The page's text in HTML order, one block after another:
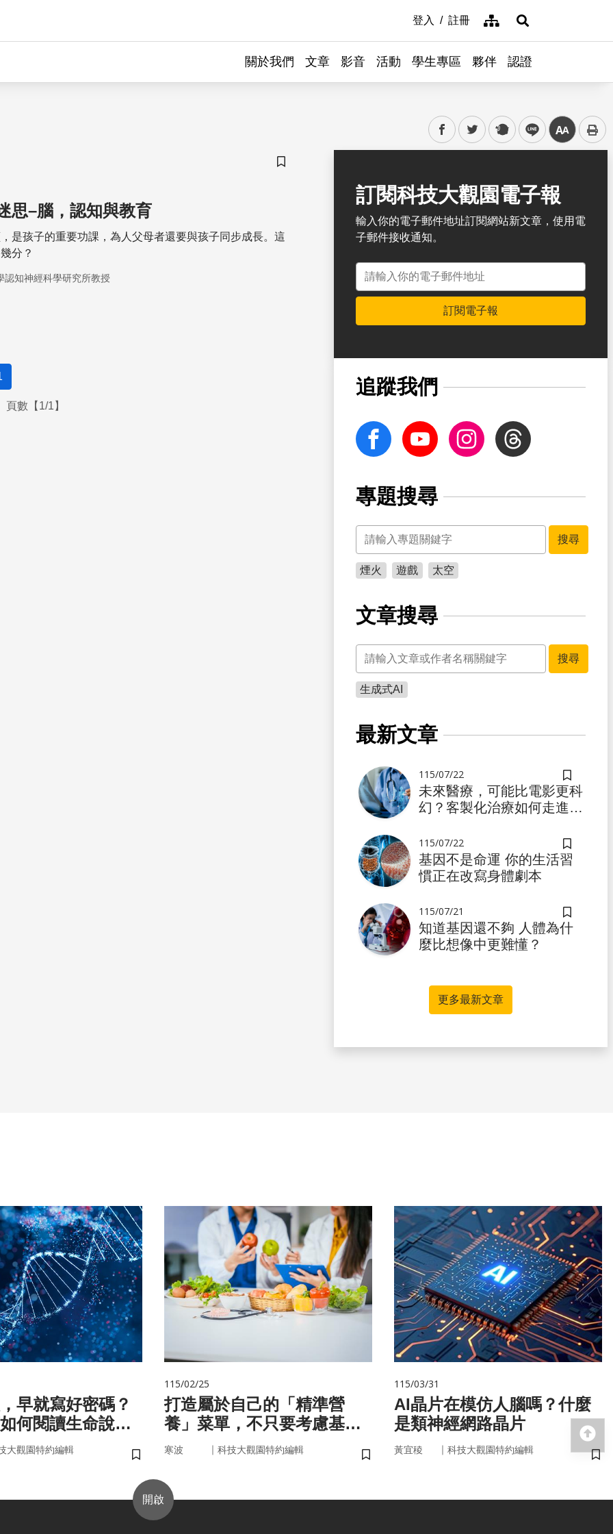
登入 註冊 網站導覽展開搜尋
關於我們 文章 影音 活動 學生專區 夥伴 認證
facebooktwitter plurk line 中
儲存書籤
思–腦，認知與教育
是孩子的重要功課，為人父母者還要與孩子同步成長。這
分？
認知神經科學研究所教授
數【1/1】
訂閱科技大觀園電子報
輸入你的電子郵件地址訂閱網站新文章，使用電
子郵件接收通知。
電子郵件地址
訂閱電子報
追蹤我們
facebook Youtube InstagramThreads
專題搜尋
關鍵字
搜尋
煙火 遊戲 太空
文章搜尋
關鍵字
搜尋
生成式AI
最新文章
儲存書籤
115/07/22
未來醫療，可能比電影更科
幻？客製化治療如何走進真
儲存書籤
115/07/22
基因不是命運 你的生活習
慣正在改寫身體劇本
儲存書籤
115/07/21
知道基因還不夠 人體為什
麼比想像中更難懂？
更多最新文章
早就寫好密碼？
何閱讀生命說明
大觀園特約編輯
儲存書籤
115/02/25
打造屬於自己的「精準營
養」菜單，不只要考慮基
因，關鍵更在腸道微生物
寒波 ｜ 科技大觀園特約編輯
儲存書籤
115/03/31
AI晶片在模仿人腦嗎？什麼
是類神經網路晶片
黃宜稜 ｜ 科技大觀園特約編輯
儲
開啟
回